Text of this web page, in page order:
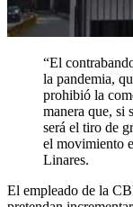
“El
la pandemia,
prohibió la
manera que, si
será el tiro de
el movimiento
Linares.
El empleado de la